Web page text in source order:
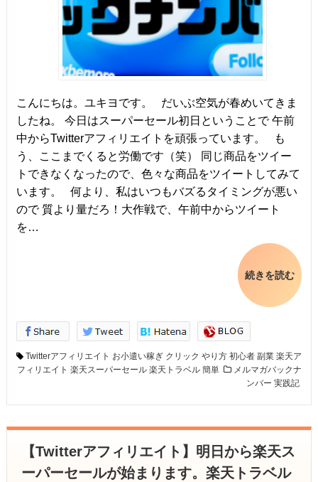
こんにちは。ユキヨです。 だいぶ空気が春めいてきま
したね。 今日はスーパーセール初日ということで 午前
中からTwitterアフィリエイトを頑張っています。 も
う、ここまでくると労働です（笑） 同じ商品をツイー
トできなくなったので、色々な商品をツイートしてみて
います。 何より、私はいつもバズるタイミングが悪い
ので 質より量だろ！大作戦で、午前中からツイート
を…
続きを読む
Twitterアフィリエイト お小遣い稼ぎ クリック やり方 初心者 副業 楽天ア
フィリエイト 楽天スーパーセール 楽天トラベル 簡単
メルマガバックナ
ンバー 実践記
【Twitterアフィリエイト】明日から楽天ス
ーパーセールが始まります。楽天トラベル